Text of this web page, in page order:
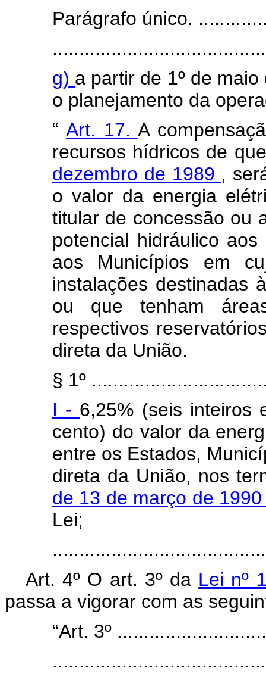
Parágrafo único.
g) a partir de 1º de
o planejamento da
“ Art. 17. A
recursos hídricos de
dezembro de 1989 ,
o valor da energia
titular de concessão ou
potencial hidráulico
aos Municípios em
instalações destinadas
ou que tenham
respectivos
direta da União.
§ 1º
I - 6,25% (seis inteiros
cento) do valor da
entre os Estados,
direta da União, nos
de 13 de março de
Lei;
Art. 4º O art. 3º da Lei nº
passa a vigorar com as
“Art. 3º